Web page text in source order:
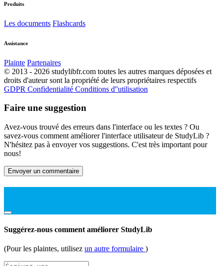
Produits
Les documents Flashcards
Assistance
Plainte Partenaires
© 2013 - 2026 studylibfr.com toutes les autres marques déposées et
droits d'auteur sont la propriété de leurs propriétaires respectifs
GDPR Confidentialité Conditions d''utilisation
Faire une suggestion
Avez-vous trouvé des erreurs dans l'interface ou les textes ? Ou
savez-vous comment améliorer l'interface utilisateur de StudyLib ?
N'hésitez pas à envoyer vos suggestions. C'est très important pour
nous!
Envoyer un commentaire
Suggérez-nous comment améliorer StudyLib
(Pour les plaintes, utilisez un autre formulaire )